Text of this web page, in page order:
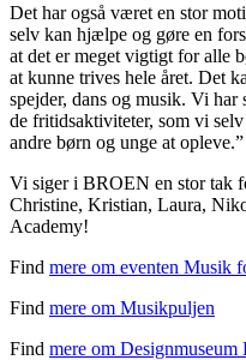
Det har også været en stor
selv kan hjælpe og gøre en
at det er meget vigtigt for alle
at kunne trives hele året. Det
spejder, dans og musik. Vi har
de fritidsaktiviteter, som vi
andre børn og unge at opleve.”
Vi siger i BROEN en stor tak
Christine, Kristian, Laura,
Academy!
Find mere om eventen Musik
Find mere om Musikpuljen
Find mere om Designmuseum